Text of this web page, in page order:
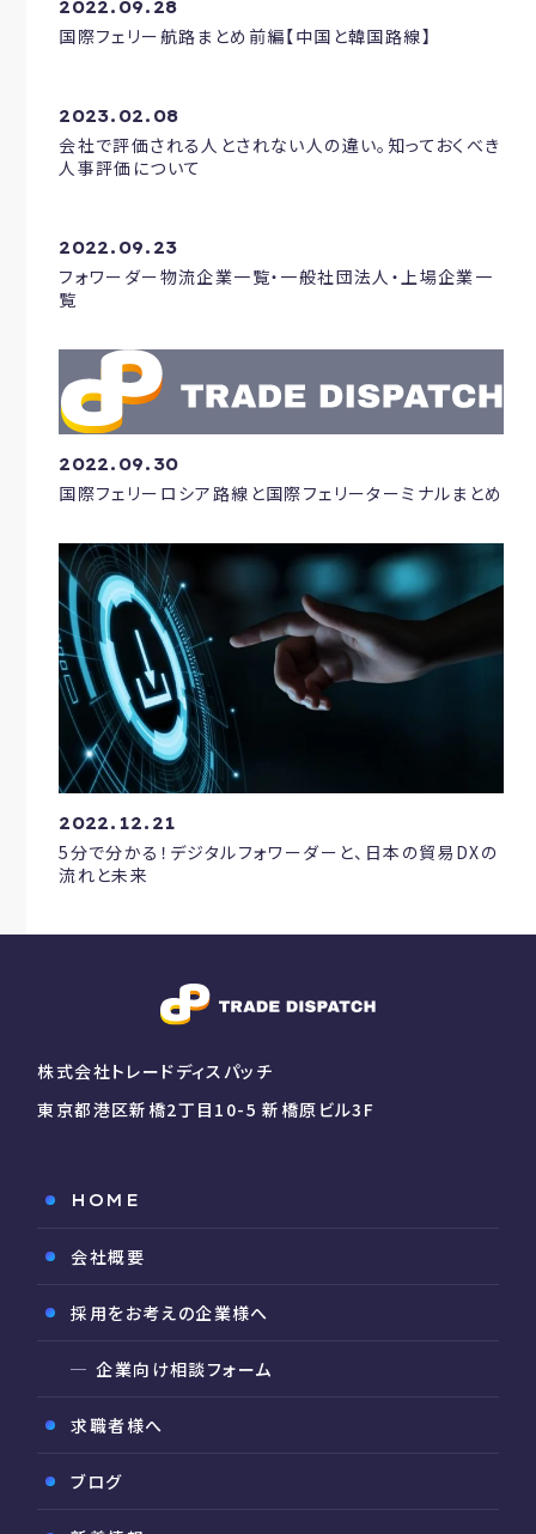
2022.09.28
国際フェリー航路まとめ前編【中国と韓国路線】
2023.02.08
会社で評価される人とされない人の違い。知っておくべき
人事評価について
2022.09.23
フォワーダー物流企業一覧・一般社団法人・上場企業一
覧
2022.09.30
国際フェリーロシア路線と国際フェリーターミナルまとめ
2022.12.21
5分で分かる！デジタルフォワーダーと、日本の貿易DXの
流れと未来
株式会社トレードディスパッチ
東京都港区新橋2丁目10-5 新橋原ビル3F
HOME
会社概要
採用をお考えの企業様へ
企業向け相談フォーム
求職者様へ
ブログ